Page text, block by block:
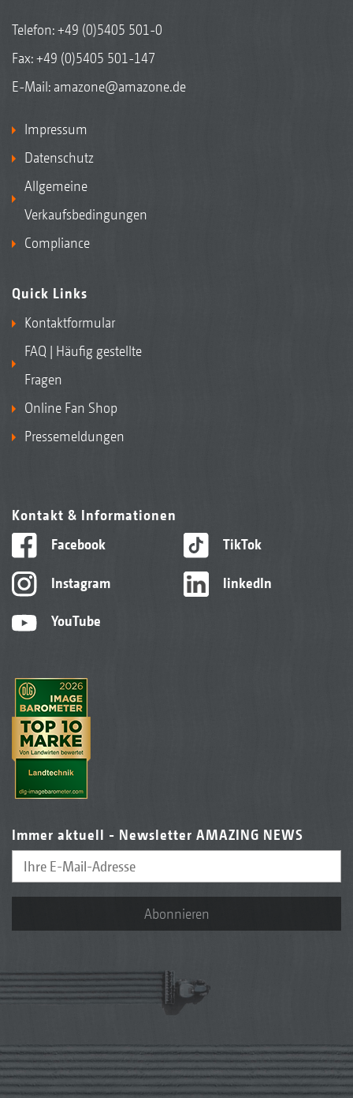
Telefon:+49 (0)5405 501-0
Fax: +49 (0)5405 501-147
E-Mail: amazone@amazone.de
Impressum
Datenschutz
Allgemeine
Verkaufsbedingungen
Compliance
Quick Links
Kontaktformular
FAQ | Häufig gestellte
Fragen
Online Fan Shop
Pressemeldungen
Kontakt & Informationen
Facebook
Instagram
YouTube
TikTok
linkedIn
Immer aktuell - Newsletter AMAZING NEWS
Abonnieren